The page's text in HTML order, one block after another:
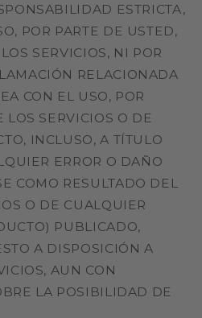
ESTRICTA,
POR PARTE DE USTED,
SERVICIOS, NI POR
RELACIONADA
CON EL USO, POR
LOS SERVICIOS O DE
INCLUSO, A TÍTULO
ERROR O DAÑO
COMO RESULTADO DEL
O DE CUALQUIER
PUBLICADO,
A DISPOSICIÓN A
AUN CON
LA POSIBILIDAD DE